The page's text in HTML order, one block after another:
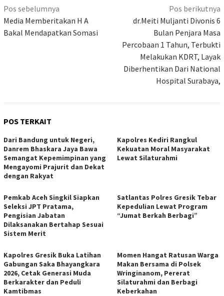
Navigasi
pos
Pos sebelumnya
Media Memberitakan H A
Bakal Mendapatkan Somasi
Pos berikutnya
dr.Meiti Muljanti Divonis 6
Bulan Penjara Masa
Percobaan 1 Tahun, Terbukti
Melakukan KDRT, Layak
Diberhentikan Dari National
Hospital Surabaya,
POS TERKAIT
Dari Bandung untuk Negeri,
Danrem Bhaskara Jaya Bawa
Semangat Kepemimpinan yang
Mengayomi Prajurit dan Dekat
dengan Rakyat
Kapolres Kediri Rangkul
Kekuatan Moral Masyarakat
Lewat Silaturahmi
Pemkab Aceh Singkil Siapkan
Seleksi JPT Pratama,
Pengisian Jabatan
Dilaksanakan Bertahap Sesuai
Sistem Merit
Satlantas Polres Gresik Tebar
Kepedulian Lewat Program
“Jumat Berkah Berbagi”
Kapolres Gresik Buka Latihan
Gabungan Saka Bhayangkara
2026, Cetak Generasi Muda
Berkarakter dan Peduli
Kamtibmas
Momen Hangat Ratusan Warga
Makan Bersama di Polsek
Wringinanom, Pererat
Silaturahmi dan Berbagi
Keberkahan